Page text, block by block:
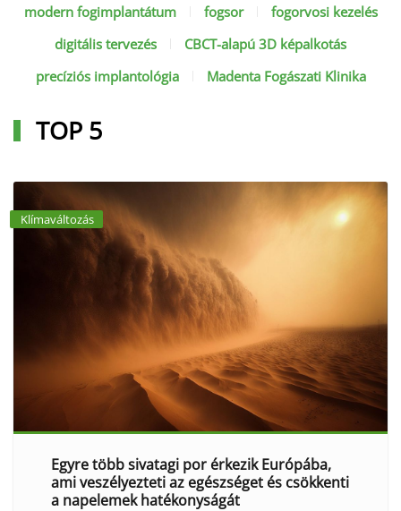
modern fogimplantátum
fogsor
fogorvosi kezelés
digitális tervezés
CBCT-alapú 3D képalkotás
precíziós implantológia
Madenta Fogászati Klinika
TOP 5
Klímaváltozás
Egyre több sivatagi por érkezik Európába,
ami veszélyezteti az egészséget és csökkenti
a napelemek hatékonyságát